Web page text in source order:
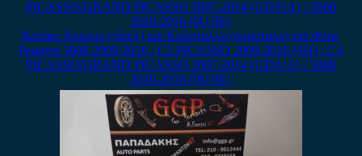
Καπάκι Χρώμιο (νίκελ) και Κρύσταλλο (κρύσταλο) και Φλας
Peugeot 3008 2009-2016 / C3 PICASSO 2009-2016 (SH) / C4
PICASSO/GRAND PICASSO 2007-2014 (UD/UA) / 5008
2010-2016 (0U/0E)